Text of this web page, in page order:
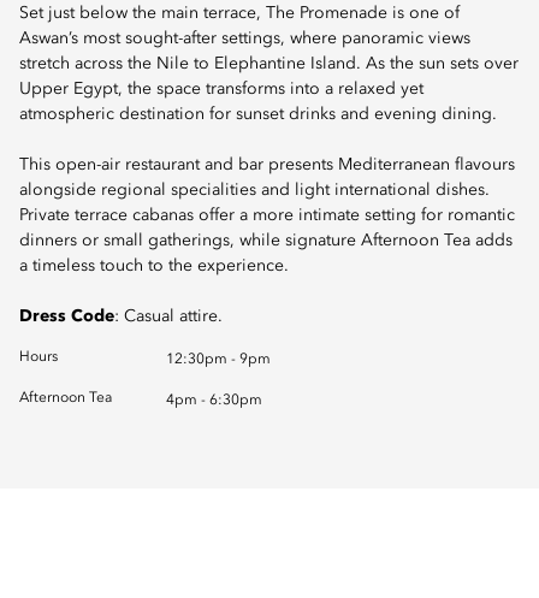
Set just below the main terrace, The Promenade is one of
Aswan’s most sought-after settings, where panoramic views
stretch across the Nile to Elephantine Island. As the sun sets over
Upper Egypt, the space transforms into a relaxed yet
atmospheric destination for sunset drinks and evening dining.
This open-air restaurant and bar presents Mediterranean flavours
alongside regional specialities and light international dishes.
Private terrace cabanas offer a more intimate setting for romantic
dinners or small gatherings, while signature Afternoon Tea adds
a timeless touch to the experience.
Dress Code: Casual attire.
Hours 12:30pm - 9pm
Afternoon Tea 4pm - 6:30pm